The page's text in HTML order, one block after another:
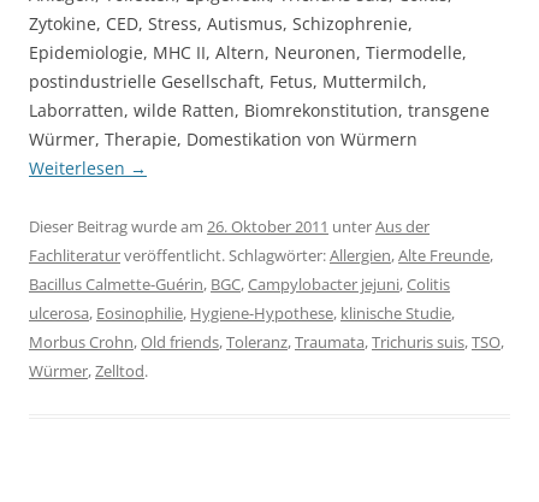
Zytokine, CED, Stress, Autismus, Schizophrenie,
Epidemiologie, MHC II, Altern, Neuronen, Tiermodelle,
postindustrielle Gesellschaft, Fetus, Muttermilch,
Laborratten, wilde Ratten, Biomrekonstitution, transgene
Würmer, Therapie, Domestikation von Würmern
Weiterlesen →
Dieser Beitrag wurde am 26. Oktober 2011 unterAus der
Fachliteraturveröffentlicht. Schlagwörter:Allergien,Alte Freunde,
Bacillus Calmette-Guérin, BGC,Campylobacter jejuni,Colitis
ulcerosa, Eosinophilie, Hygiene-Hypothese, klinische Studie,
Morbus Crohn,Old friends,Toleranz,Traumata,Trichuris suis,TSO,
Würmer,Zelltod.